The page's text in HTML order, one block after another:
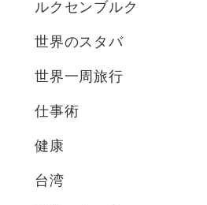
ルクセンブルク
世界のスタバ
世界一周旅行
仕事術
健康
台湾